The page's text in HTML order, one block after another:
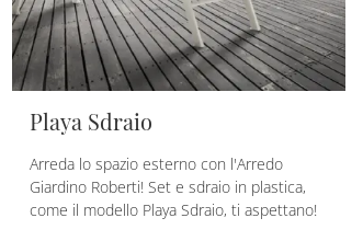
Playa Sdraio
Arreda lo spazio esterno con l'Arredo
Giardino Roberti! Set e sdraio in plastica,
come il modello Playa Sdraio, ti aspettano!